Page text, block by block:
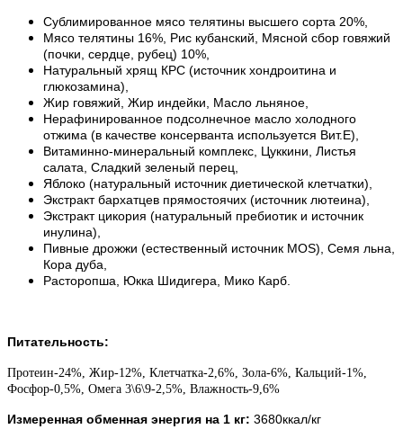
Сублимированное мясо телятины высшего сорта 20%,
Мясо телятины 16%, Рис кубанский, Мясной сбор говяжий
(почки, сердце, рубец) 10%,
Натуральный хрящ КРС (источник хондроитина и
глюкозамина),
Жир говяжий, Жир индейки, Масло льняное,
Нерафинированное подсолнечное масло холодного
отжима (в качестве консерванта используется Вит.E),
Витаминно-минеральный комплекс, Цуккини, Листья
салата, Сладкий зеленый перец,
Яблоко (натуральный источник диетической клетчатки),
Экстракт бархатцев прямостоячих (источник лютеина),
Экстракт цикория (натуральный пребиотик и источник
инулина),
Пивные дрожжи (естественный источник MOS), Семя льна,
Кора дуба,
Расторопша, Юкка Шидигера, Мико Карб.
Питательность:
Протеин-24%, Жир-12%, Клетчатка-2,6%, Зола-6%, Кальций-1%,
Фосфор-0,5%, Омега 3\6\9-2,5%, Влажность-9,6%
Измеренная обменная энергия на 1 кг: 3680ккал/кг